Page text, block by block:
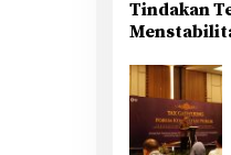
Tindakan
Penguatan